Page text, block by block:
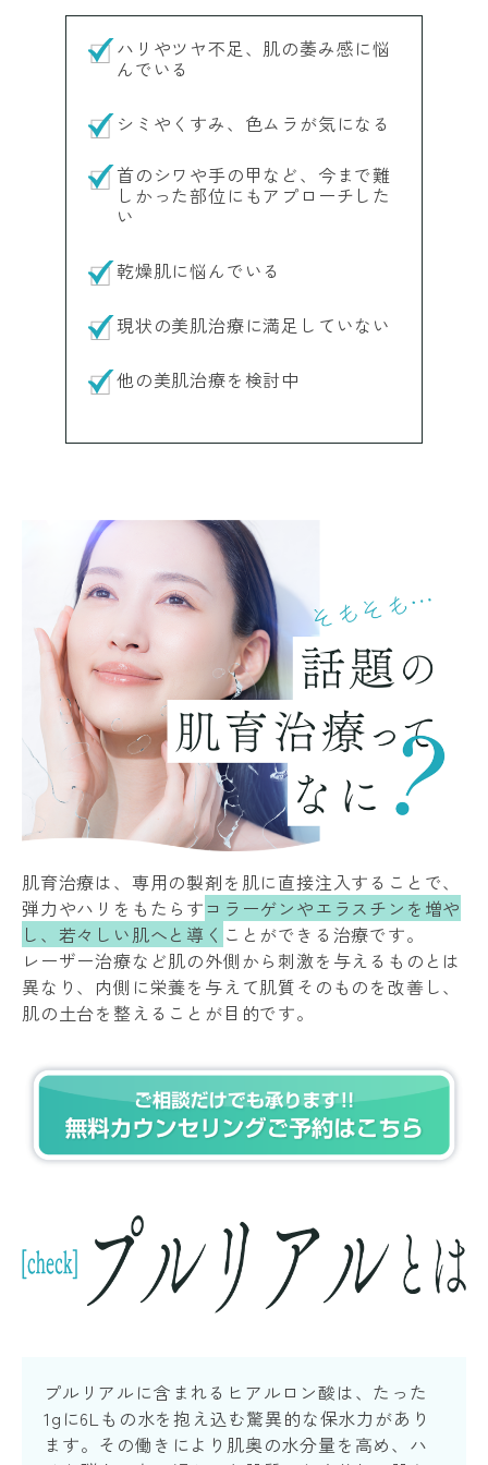
ハリやツヤ不足、肌の萎み感に悩
んでいる
シミやくすみ、色ムラが気になる
首のシワや手の甲など、今まで難
しかった部位にもアプローチした
い
乾燥肌に悩んでいる
現状の美肌治療に満足していない
他の美肌治療を検討中
肌育治療は、専用の製剤を肌に直接注入することで、
弾力やハリをもたらすコラーゲンやエラスチンを増や
し、若々しい肌へと導く ことができる治療です。
レーザー治療など肌の外側から刺激を与えるものとは
異なり、内側に栄養を与えて肌質そのものを改善し、
肌の土台を整えることが目的です。
プルリアルに含まれるヒアルロン酸は、たった
1gに6Lもの水を抱え込む驚異的な保水力があり
ます。その働きにより肌奥の水分量を高め、ハ